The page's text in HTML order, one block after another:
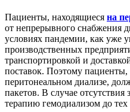
Пациенты, находящиеся на
от непрерывного снабжения
условиях пандемии, как уже
производственных
транспортировкой и
поставок. Поэтому пациенты,
перитонеальном диализе,
пакетов. В случае
терапию гемодиализом до тех